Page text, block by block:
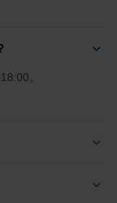
。